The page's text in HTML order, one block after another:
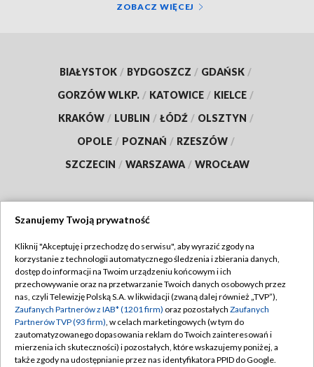
ZOBACZ WIĘCEJ
BIAŁYSTOK / BYDGOSZCZ / GDAŃSK /
GORZÓW WLKP. / KATOWICE / KIELCE /
KRAKÓW / LUBLIN / ŁÓDŹ / OLSZTYN /
OPOLE / POZNAŃ / RZESZÓW /
SZCZECIN / WARSZAWA / WROCŁAW
TVP
Abonament TVP
Emisja w TVP
Centrum informacji TVP
Naziemna Telewizja Cyfrowa
Regulamin TVP
Polityka prywatności
Moje zgody
Pomoc
Szanujemy Twoją prywatność
Kliknij "Akceptuję i przechodzę do serwisu", aby wyrazić zgody na
korzystanie z technologii automatycznego śledzenia i zbierania danych,
dostęp do informacji na Twoim urządzeniu końcowym i ich
przechowywanie oraz na przetwarzanie Twoich danych osobowych przez
nas, czyli Telewizję Polską S.A. w likwidacji (zwaną dalej również „TVP”),
Zaufanych Partnerów z IAB* (1201 firm) oraz pozostałych Zaufanych
Partnerów TVP (93 firm), w celach marketingowych (w tym do
zautomatyzowanego dopasowania reklam do Twoich zainteresowań i
mierzenia ich skuteczności) i pozostałych, które wskazujemy poniżej, a
także zgody na udostępnianie przez nas identyfikatora PPID do Google.